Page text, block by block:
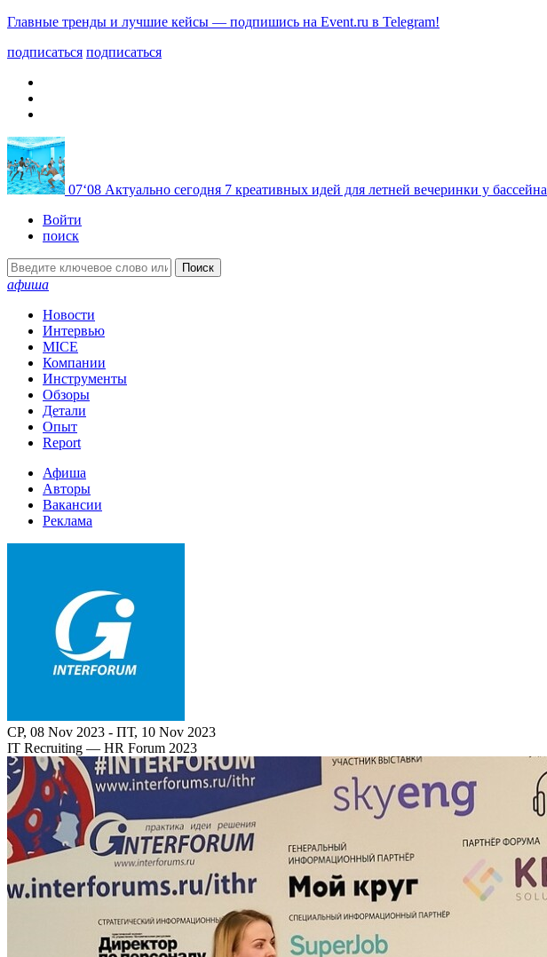
Главные тренды и лучшие кейсы — подпишись на Event.ru в Telegram!
подписаться подписаться
07‘08 Актуально сегодня 7 креативных идей для летней вечеринки у бассейна
Войти
поиск
Поиск
афиша
Новости
Интервью
MICE
Компании
Инструменты
Обзоры
Детали
Опыт
Report
Афиша
Авторы
Вакансии
Реклама
СР, 08 Nov 2023 - ПТ, 10 Nov 2023
IT Recruiting — HR Forum 2023